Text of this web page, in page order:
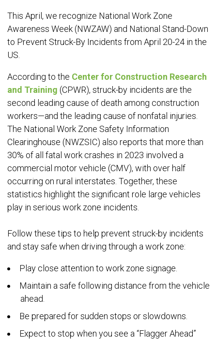
This April, we recognize National Work Zone
Awareness Week (NWZAW) and National Stand-Down
to Prevent Struck-By Incidents from April 20-24 in the
US.
According to the Center for Construction Research
and Training (CPWR), struck-by incidents are the
second leading cause of death among construction
workers—and the leading cause of nonfatal injuries.
The National Work Zone Safety Information
Clearinghouse (NWZSIC) also reports that more than
30% of all fatal work crashes in 2023 involved a
commercial motor vehicle (CMV), with over half
occurring on rural interstates. Together, these
statistics highlight the significant role large vehicles
play in serious work zone incidents.
Follow these tips to help prevent struck-by incidents
and stay safe when driving through a work zone:
Play close attention to work zone signage.
Maintain a safe following distance from the vehicle
ahead.
Be prepared for sudden stops or slowdowns.
Expect to stop when you see a “Flagger Ahead”